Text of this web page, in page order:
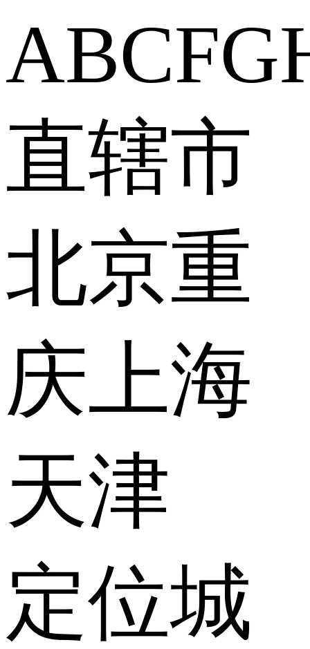
ABCFG
直辖市
北京重
庆上海
天津
定位城